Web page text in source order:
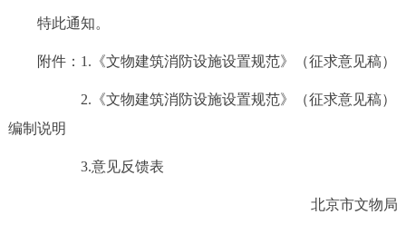
特此通知。
附件：1. 《文物建筑消防设施设置规范》（征求意见稿）
2. 《文物建筑消防设施设置规范》（征求意见稿）
编制说明
3.意见反馈表
北京市文物局